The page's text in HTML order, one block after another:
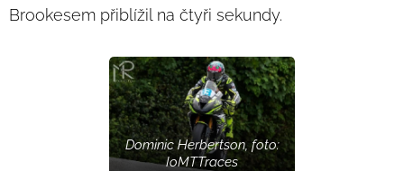
Brookesem přiblížil na čtyři sekundy.
Dominic Herbertson, foto:
IoMTTraces